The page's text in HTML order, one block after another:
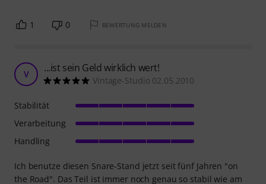
1 0 BEWERTUNG MELDEN
V ...ist sein Geld wirklich wert!
Vintage-Studio 02.05.2010
Ich benutze diesen Snare-Stand jetzt seit fünf Jahren "on
the Road". Das Teil ist immer noch genau so stabil wie am
Stabilität
Verarbeitung
Handling